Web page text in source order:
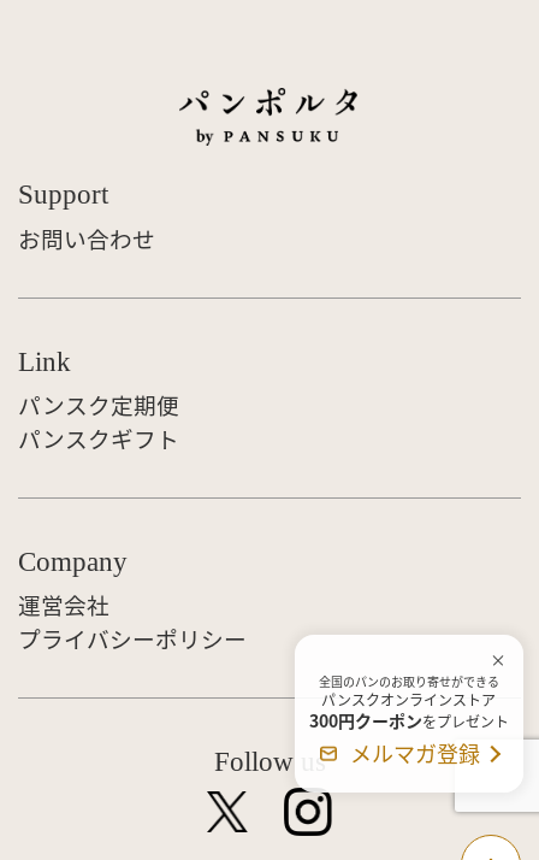
全国のパンのお取り寄せができる
パンスクオンラインストア
300円クーポンをプレゼント
メルマガ登録
Support
お問い合わせ
Link
パンスク定期便
パンスクギフト
Company
運営会社
プライバシーポリシー
Follow us